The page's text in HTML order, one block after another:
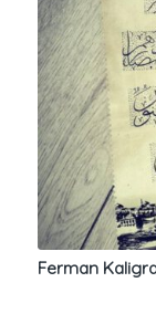
Ferman